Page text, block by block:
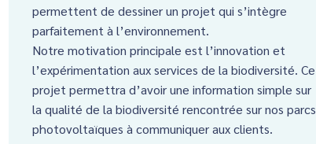
permettent de dessiner un projet qui s’intègre
parfaitement à l’environnement.
Notre motivation principale est l’innovation et
l’expérimentation aux services de la biodiversité. Ce
projet permettra d’avoir une information simple sur
la qualité de la biodiversité rencontrée sur nos parcs
photovoltaïques à communiquer aux clients.